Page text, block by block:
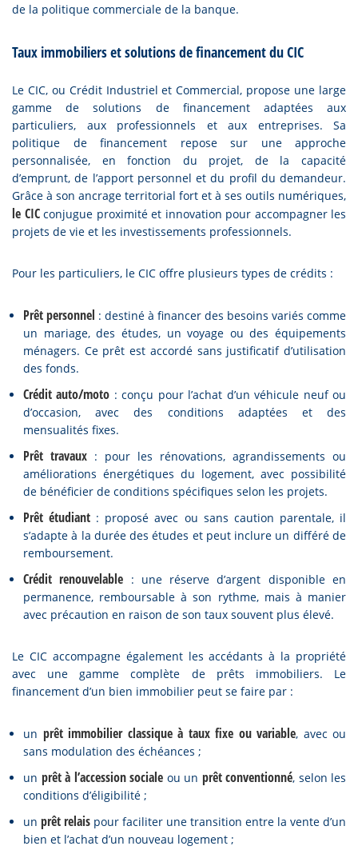
de la politique commerciale de la banque.
Taux immobiliers et solutions de financement du CIC
Le CIC, ou Crédit Industriel et Commercial, propose une large
gamme de solutions de financement adaptées aux
particuliers, aux professionnels et aux entreprises. Sa
politique de financement repose sur une approche
personnalisée, en fonction du projet, de la capacité
d’emprunt, de l’apport personnel et du profil du demandeur.
Grâce à son ancrage territorial fort et à ses outils numériques,
le CICconjugue proximité et innovation pour accompagner les
projets de vie et les investissements professionnels.
Pour les particuliers, le CIC offre plusieurs types de crédits :
Prêt personnel : destiné à financer des besoins variés comme
un mariage, des études, un voyage ou des équipements
ménagers. Ce prêt est accordé sans justificatif d’utilisation
des fonds.
Crédit auto/moto : conçu pour l’achat d’un véhicule neuf ou
d’occasion, avec des conditions adaptées et des
mensualités fixes.
Prêt travaux : pour les rénovations, agrandissements ou
améliorations énergétiques du logement, avec possibilité
de bénéficier de conditions spécifiques selon les projets.
Prêt étudiant : proposé avec ou sans caution parentale, il
s’adapte à la durée des études et peut inclure un différé de
remboursement.
Crédit renouvelable : une réserve d’argent disponible en
permanence, remboursable à son rythme, mais à manier
avec précaution en raison de son taux souvent plus élevé.
Le CIC accompagne également les accédants à la propriété
avec une gamme complète de prêts immobiliers. Le
financement d’un bien immobilier peut se faire par :
un prêt immobilier classique à taux fixe ou variable, avec ou
sans modulation des échéances ;
un prêt à l’accession sociale ou un prêt conventionné, selon les
conditions d’éligibilité ;
un prêt relais pour faciliter une transition entre la vente d’un
bien et l’achat d’un nouveau logement ;